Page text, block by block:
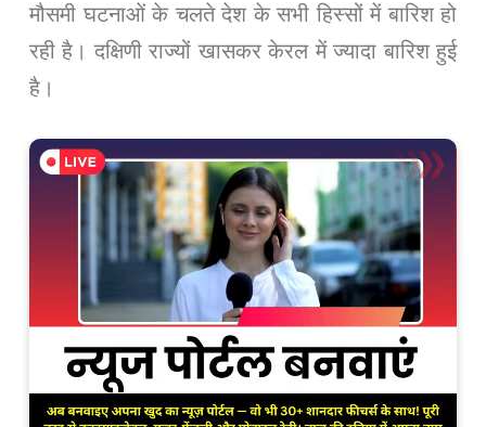
मौसमी घटनाओं के चलते देश के सभी हिस्सों में बारिश हो
रही है। दक्षिणी राज्यों खासकर केरल में ज्यादा बारिश हुई
है।